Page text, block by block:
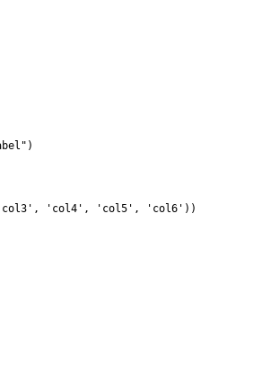
'col4', 'col5', 'col6'))